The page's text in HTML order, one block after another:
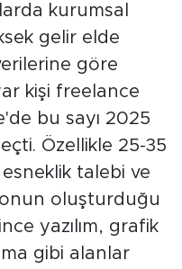
kurumsal
gelir elde
göre
kişi freelance
bu sayı 2025
Özellikle 25-35
talebi ve
oluşturduğu
yazılım, grafik
gibi alanlar